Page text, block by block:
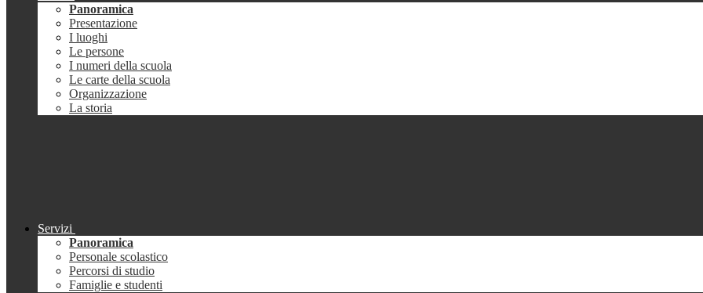
Panoramica
Presentazione
I luoghi
Le persone
I numeri della scuola
Le carte della scuola
Organizzazione
La storia
Servizi
Panoramica
Personale scolastico
Percorsi di studio
Famiglie e studenti